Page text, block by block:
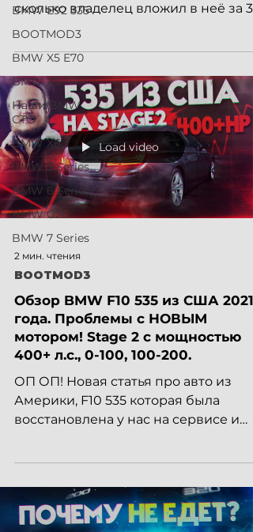
BMW E92 335
BOOTMOD3
BMW X5 E70
BMW X3
Наши BMW
СТО
BMW X6
BMW 5 Series
BMW 6 Series
BMW G20
BMW 7 Series
сколько владелец вложил в неё за 35
000 километров пробега и тюнинг....
Load video
2 мин. чтения
BOOTMOD3
Обзор BMW F10 535 из США 2021
года. Проблемы с НОВЫМ
мотором! Stage 2 с мощностью
400+ л.с., 0-100, 100-200.
ОП ОП! Новая статья про авто из
Америки, F10 535 которая была
восстановлена у нас на сервисе и